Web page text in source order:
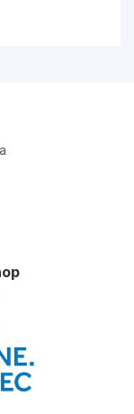
20-06-2025
20-06-2025
19-06-2025
22-05-2025